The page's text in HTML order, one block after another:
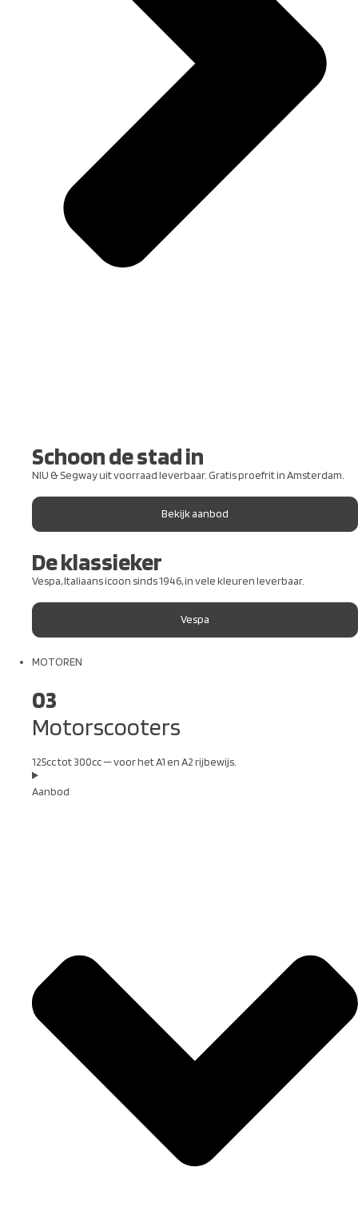
Schoon de stad in
NIU & Segway uit voorraad leverbaar. Gratis proefrit in Amsterdam.
Bekijk aanbod
De klassieker
Vespa, Italiaans icoon sinds 1946, in vele kleuren leverbaar.
Vespa
MOTOREN
03
Motorscooters
125cc tot 300cc — voor het A1 en A2 rijbewijs.
Aanbod